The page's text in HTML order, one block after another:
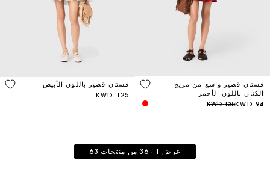
فستان قصير واسع من مزيج
الكتان باللون الأحمر
94 KWD
135 KWD
فستان قصير باللون الأبيض
125 KWD
عرض 1 - 36 من منتجات 63